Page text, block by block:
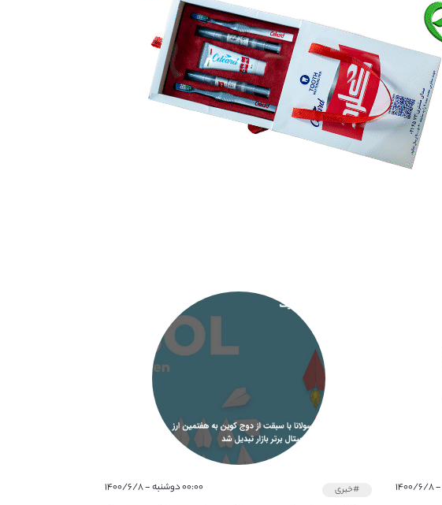
#خبری ۰۰:۰۰ دوشنبه - ۱۴۰۰/۶/۸